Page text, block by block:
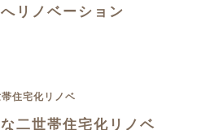
リノベーション
二世帯住宅化リノベ